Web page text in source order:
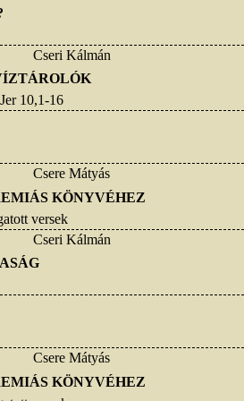
Cseri Kálmán
10,1-16
Csere Mátyás
KÖNYVÉHEZ
versek
Cseri Kálmán
Csere Mátyás
KÖNYVÉHEZ